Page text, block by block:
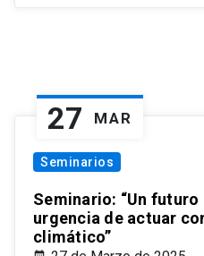
27 MAR
Seminarios
Seminario: “Un
urgencia de actuar
climático”